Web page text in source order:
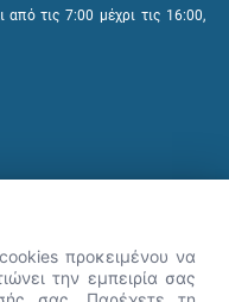
από τις 7:00 μέχρι τις 16:00,
προκειμένου να
την εμπειρία σας